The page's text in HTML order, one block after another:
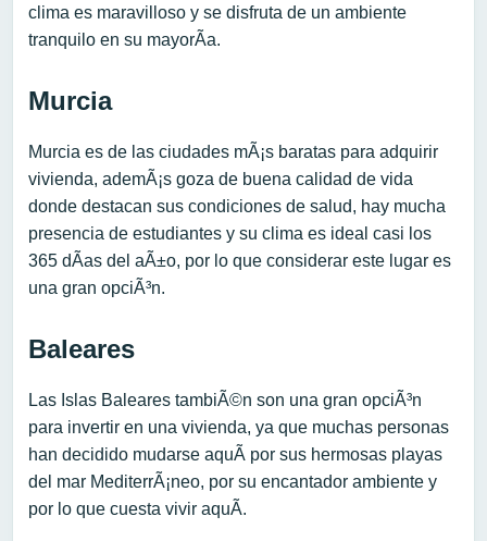
clima es maravilloso y se disfruta de un ambiente
tranquilo en su mayorÃ­a.
Murcia
Murcia es de las ciudades mÃ¡s baratas para adquirir
vivienda, ademÃ¡s goza de buena calidad de vida
donde destacan sus condiciones de salud, hay mucha
presencia de estudiantes y su clima es ideal casi los
365 dÃ­as del aÃ±o, por lo que considerar este lugar es
una gran opciÃ³n.
Baleares
Las Islas Baleares tambiÃ©n son una gran opciÃ³n
para invertir en una vivienda, ya que muchas personas
han decidido mudarse aquÃ­ por sus hermosas playas
del mar MediterrÃ¡neo, por su encantador ambiente y
por lo que cuesta vivir aquÃ­.